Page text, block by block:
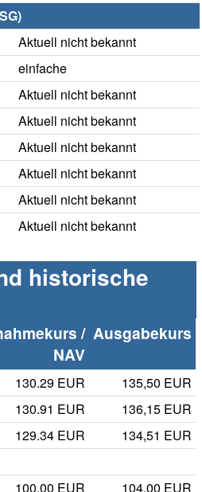
Aktuell nicht bekannt
einfache
Aktuell nicht bekannt
Aktuell nicht bekannt
Aktuell nicht bekannt
Aktuell nicht bekannt
Aktuell nicht bekannt
Aktuell nicht bekannt
historische
/
NAV
Ausgabekurs
130.29 EUR
135,50 EUR
130.91 EUR
136,15 EUR
129.34 EUR
134,51 EUR
100.00 EUR 104,00 EUR